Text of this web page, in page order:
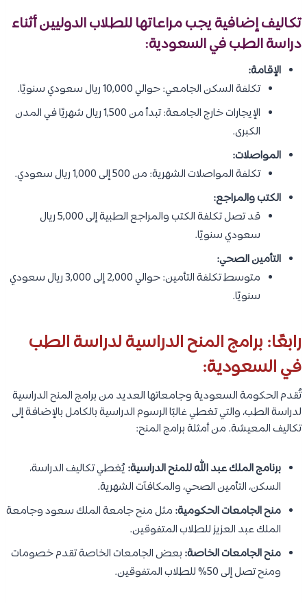
تكاليف إضافية يجب مراعاتها للطلاب الدوليين أثناء
دراسة الطب في السعودية:
الإقامة:
تكلفة السكن الجامعي: حوالي 10,000 ريال سعودي سنويًا.
الإيجارات خارج الجامعة: تبدأ من 1,500 ريال شهريًا في المدن
الكبرى.
المواصلات:
تكلفة المواصلات الشهرية: من 500 إلى 1,000 ريال سعودي.
الكتب والمراجع:
قد تصل تكلفة الكتب والمراجع الطبية إلى 5,000 ريال
سعودي سنويًا.
التأمين الصحي:
متوسط تكلفة التأمين: حوالي 2,000 إلى 3,000 ريال سعودي
سنويًا.
رابعًا: برامج المنح الدراسية لدراسة الطب
في السعودية:
تُقدم الحكومة السعودية وجامعاتها العديد من برامج المنح الدراسية
لدراسة الطب، والتي تغطي غالبًا الرسوم الدراسية بالكامل بالإضافة إلى
تكاليف المعيشة. من أمثلة برامج المنح:
برنامج الملك عبد الله للمنح الدراسية: يُغطي تكاليف الدراسة،
السكن، التأمين الصحي، والمكافآت الشهرية.
منح الجامعات الحكومية: مثل منح جامعة الملك سعود وجامعة
الملك عبد العزيز للطلاب المتفوقين.
منح الجامعات الخاصة: بعض الجامعات الخاصة تقدم خصومات
ومنح تصل إلى 50% للطلاب المتفوقين.